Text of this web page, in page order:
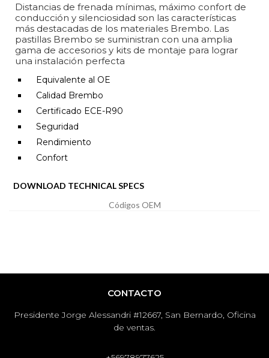
Distancias de frenada mínimas, máximo confort de
conducción y silenciosidad son las características
más destacadas de los materiales Brembo. Las
pastillas Brembo se suministran con una amplia
gama de accesorios y kits de montaje para lograr
una instalación perfecta
Equivalente al OE
Calidad Brembo
Certificado ECE-R90
Seguridad
Rendimiento
Confort
DOWNLOAD TECHNICAL SPECS
Códigos OEM
CONTACTO
Presidente Jorge Alessandri #12667, San Bernardo, Oficina
de ventas.